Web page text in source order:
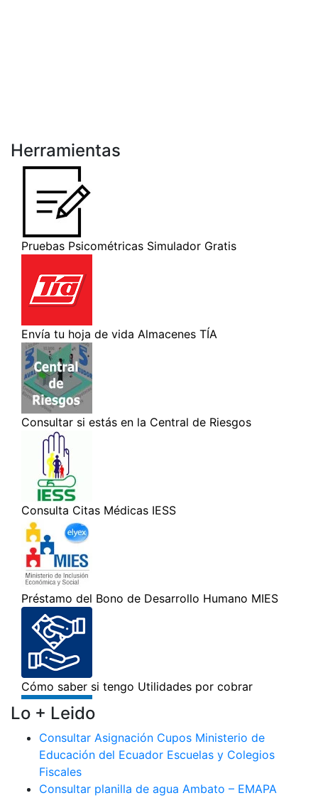
Herramientas
Lo + Leido
Consultar Asignación Cupos Ministerio de
Educación del Ecuador Escuelas y Colegios
Fiscales
Consultar planilla de agua Ambato – EMAPA